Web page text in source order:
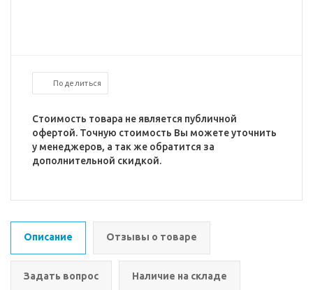
Поделиться
Стоимость товара не является публичной
офертой. Точную стоимость Вы можете уточнить
у менеджеров, а так же обратится за
дополнительной скидкой.
Описание Отзывы о товаре
Задать вопрос Наличие на складе